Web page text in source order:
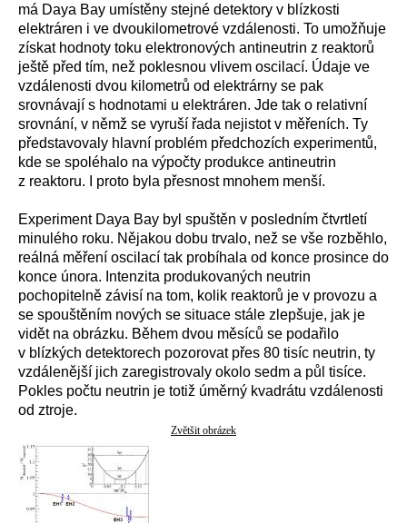
má Daya Bay umístěny stejné detektory v blízkosti
elektráren i ve dvoukilometrové vzdálenosti. To umožňuje
získat hodnoty toku elektronových antineutrin z reaktorů
ještě před tím, než poklesnou vlivem oscilací. Údaje ve
vzdálenosti dvou kilometrů od elektrárny se pak
srovnávají s hodnotami u elektráren. Jde tak o relativní
srovnání, v němž se vyruší řada nejistot v měřeních. Ty
představovaly hlavní problém předchozích experimentů,
kde se spoléhalo na výpočty produkce antineutrin
z reaktoru. I proto byla přesnost mnohem menší.
Experiment Daya Bay byl spuštěn v posledním čtvrtletí
minulého roku. Nějakou dobu trvalo, než se vše rozběhlo,
reálná měření oscilací tak probíhala od konce prosince do
konce února. Intenzita produkovaných neutrin
pochopitelně závisí na tom, kolik reaktorů je v provozu a
se spouštěním nových se situace stále zlepšuje, jak je
vidět na obrázku. Během dvou měsíců se podařilo
v blízkých detektorech pozorovat přes 80 tisíc neutrin, ty
vzdálenější jich zaregistrovaly okolo sedm a půl tisíce.
Pokles počtu neutrin je totiž úměrný kvadrátu vzdálenosti
od ztroje.
Zvětšit obrázek